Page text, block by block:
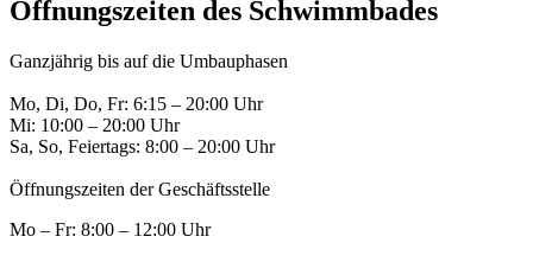
Öffnungszeiten des Schwimmbades
Ganzjährig bis auf die Umbauphasen
Mo, Di, Do, Fr: 6:15 – 20:00 Uhr
Mi: 10:00 – 20:00 Uhr
Sa, So, Feiertags: 8:00 – 20:00 Uhr
Öffnungszeiten der Geschäftsstelle
Mo – Fr: 8:00 – 12:00 Uhr